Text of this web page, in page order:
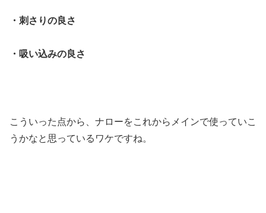
・刺さりの良さ
・吸い込みの良さ
こういった点から、ナローをこれからメインで使っていこ
うかなと思っているワケですね。